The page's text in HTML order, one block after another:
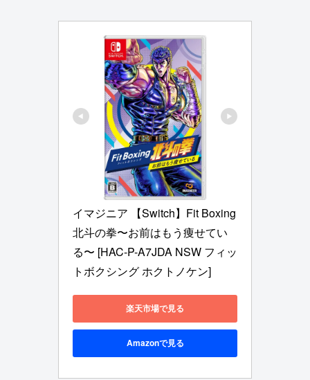
イマジニア 【Switch】Fit Boxing
北斗の拳〜お前はもう痩せてい
る〜 [HAC-P-A7JDA NSW フィッ
トボクシング ホクトノケン]
楽天市場で見る
Amazonで見る